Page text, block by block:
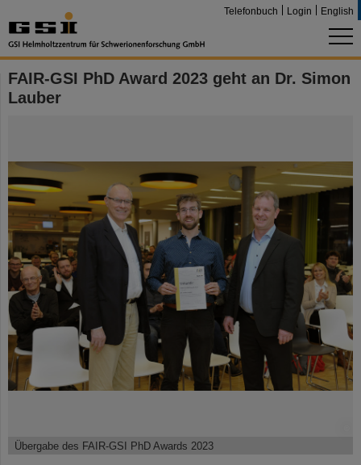
Telefonbuch Login English
FAIR-GSI PhD Award 2023 geht an Dr. Simon
Lauber
Übergabe des FAIR-GSI PhD Awards 2023